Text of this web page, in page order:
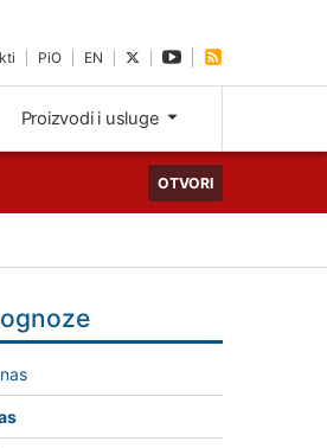
PiO EN
Proizvodi i usluge
OTVORI